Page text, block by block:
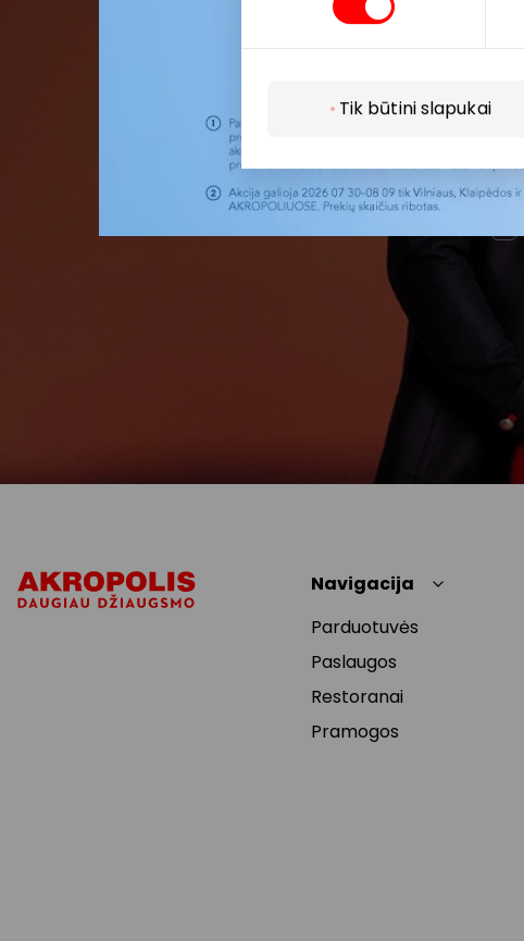
Tik būtini slapukai
Navigacija
Parduotuvės
Paslaugos
Restoranai
Pramogos